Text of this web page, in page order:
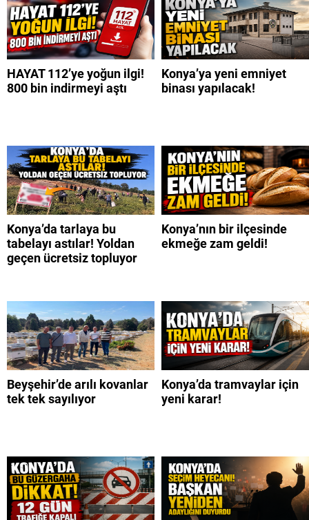
HAYAT 112’ye yoğun ilgi!
800 bin indirmeyi aştı
Konya’ya yeni emniyet
binası yapılacak!
Konya’da tarlaya bu
tabelayı astılar! Yoldan
geçen ücretsiz topluyor
Konya’nın bir ilçesinde
ekmeğe zam geldi!
Beyşehir’de arılı kovanlar
tek tek sayılıyor
Konya’da tramvaylar için
yeni karar!